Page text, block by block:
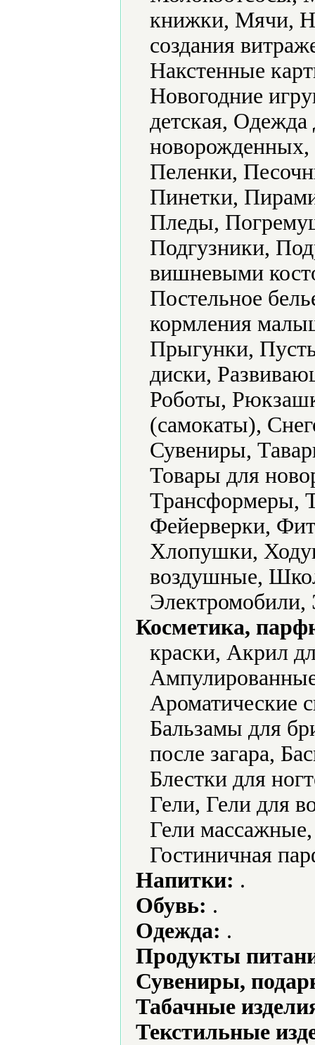
книжки, Мячи,
создания
Накстенные
Новогодние
детская,
Пеленки,
Пинетки,
Пледы,
Подгузники,
вишневыми
Постельное
кормления
Прыгунки,
диски,
Роботы,
(самокаты),
Сувениры,
Товары для
Трансформеры,
Фейерверки,
Хлопушки,
воздушные,
Электромобили,
Косметика,
краски, Акрил
Ароматические
Бальзамы для
после загара,
Блестки для
Гели, Гели для
Гели
Гостиничная
Напитки: .
Обувь: .
Одежда: .
Продукты
Сувениры,
Табачные
Текстильные